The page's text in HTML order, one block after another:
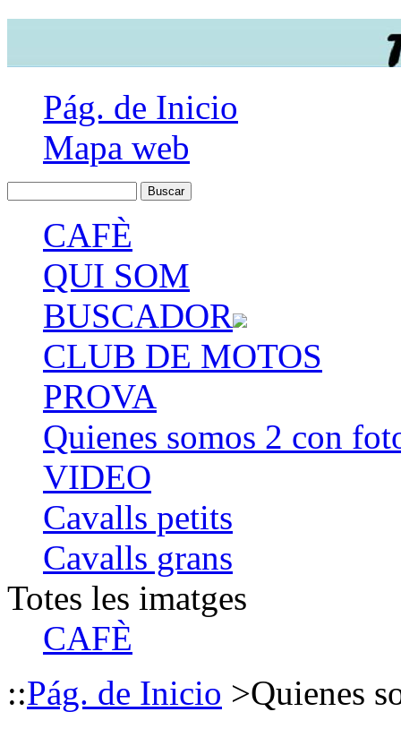
Pág. de Inicio
Mapa web
CAFÈ
QUI SOM
BUSCADOR
CLUB DE MOTOS
PROVA
Quienes somos 2 con
VIDEO
Cavalls petits
Cavalls grans
Totes les imatges
CAFÈ
::Pág. de Inicio >Quienes